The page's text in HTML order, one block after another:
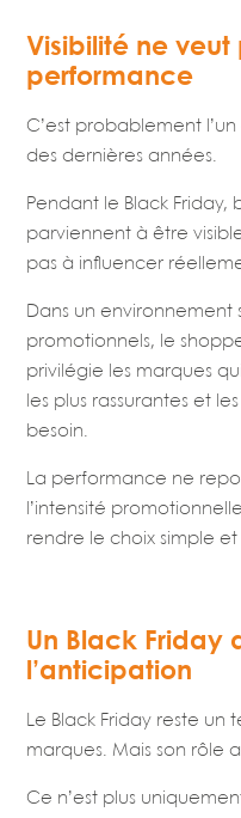
Visibilité ne
performance
C’est probablement
des dernières années.
Pendant le Black
parviennent à être
pas à influencer
Dans un environnement
promotionnels, le
privilégie les marques
les plus rassurantes et
besoin.
La performance ne
l’intensité
rendre le choix simple
Un Black Friday
l’anticipation
Le Black Friday reste un
marques. Mais son rôle
Ce n’est plus